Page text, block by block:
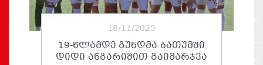
18/11/2025
19-ᲬᲚᲐᲛᲓᲔ ᲒᲣᲜᲓᲛᲐ ᲑᲐᲗᲣᲛᲨᲘ
ᲓᲘᲓᲘ ᲐᲜᲒᲐᲠᲘᲨᲘᲗ ᲒᲐᲘᲛᲐᲠᲯᲕᲐ